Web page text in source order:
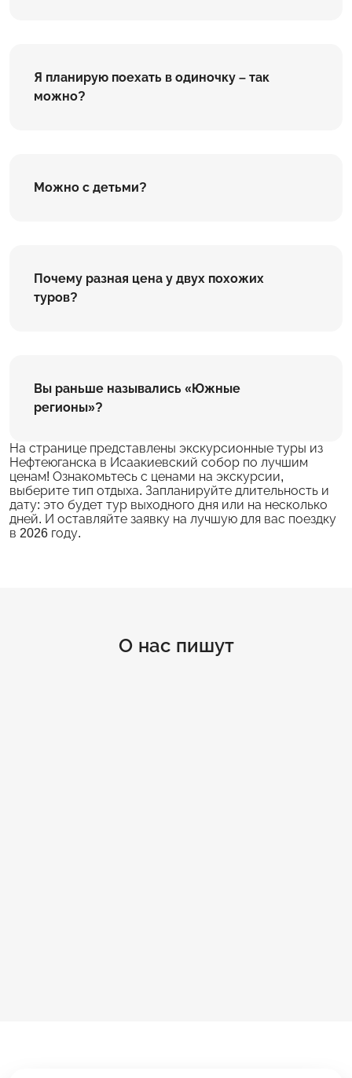
Я планирую поехать в одиночку – так
можно?
Можно с детьми?
Почему разная цена у двух похожих
туров?
Вы раньше назывались «Южные
регионы»?
На странице представлены экскурсионные туры из
Нефтеюганска в Исаакиевский собор по лучшим
ценам! Ознакомьтесь с ценами на экскурсии,
выберите тип отдыха. Запланируйте длительность и
дату: это будет тур выходного дня или на несколько
дней. И оставляйте заявку на лучшую для вас поездку
в 2026 году.
О нас пишут